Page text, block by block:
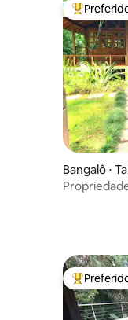
Entre os
Bangalô ⋅
Entre os